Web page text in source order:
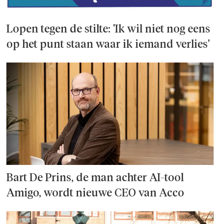
Lopen tegen de stilte: 'Ik wil niet nog eens
op het punt staan waar ik iemand verlies'
Bart De Prins, de man achter AI-tool
Amigo, wordt nieuwe CEO van Acco